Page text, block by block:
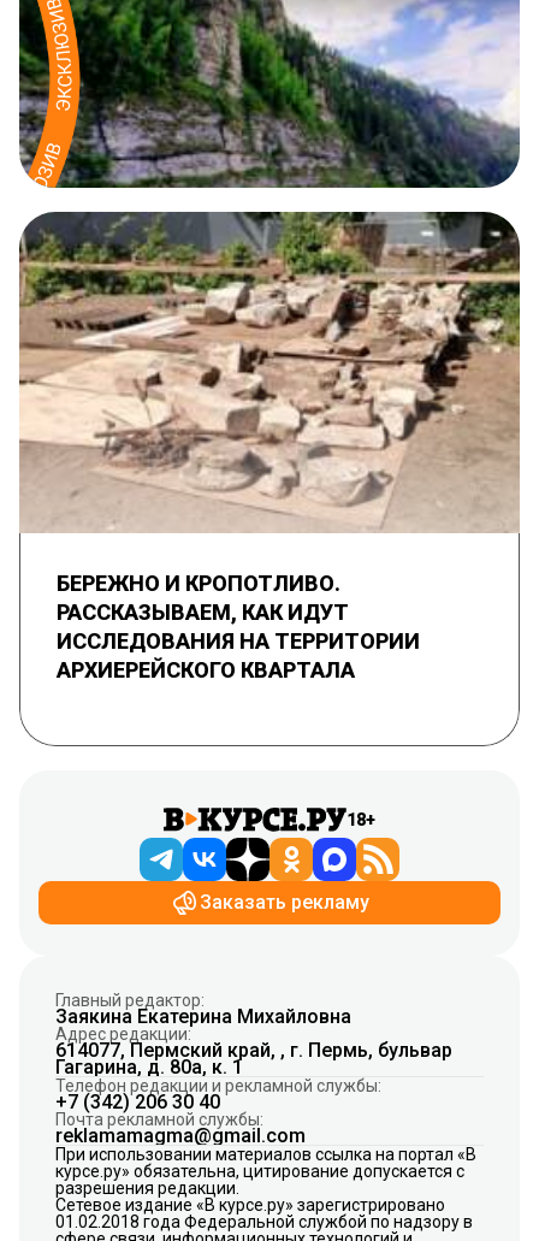
БЕРЕЖНО И КРОПОТЛИВО.
РАССКАЗЫВАЕМ, КАК ИДУТ
ИССЛЕДОВАНИЯ НА ТЕРРИТОРИИ
АРХИЕРЕЙСКОГО КВАРТАЛА
18+
Заказать рекламу
Главный редактор:
Заякина Екатерина Михайловна
Адрес редакции:
614077, Пермский край, , г. Пермь, бульвар
Гагарина, д. 80а, к. 1
Телефон редакции и рекламной службы:
+7 (342) 206 30 40
Почта рекламной службы:
reklamamagma@gmail.com
При использовании материалов ссылка на портал «В
курсе.ру» обязательна, цитирование допускается с
разрешения редакции.
Сетевое издание «В курсе.ру» зарегистрировано
01.02.2018 года Федеральной службой по надзору в